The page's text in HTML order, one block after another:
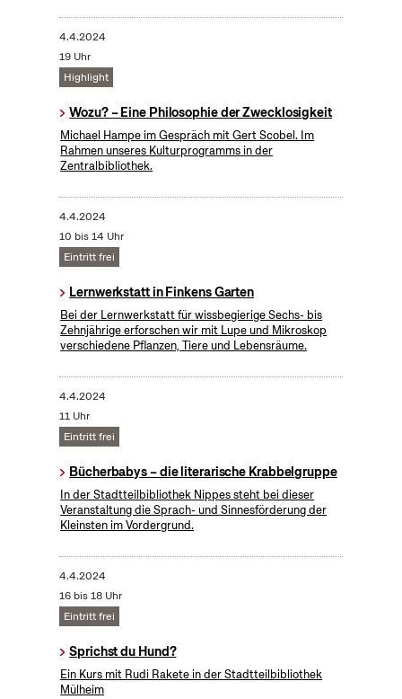
4.4.2024
19 Uhr
Highlight
Wozu? – Eine Philosophie der Zwecklosigkeit
Michael Hampe im Gespräch mit Gert Scobel. Im
Rahmen unseres Kulturprogramms in der
Zentralbibliothek.
4.4.2024
10 bis 14 Uhr
Eintritt frei
Lernwerkstatt in Finkens Garten
Bei der Lernwerkstatt für wissbegierige Sechs- bis
Zehnjährige erforschen wir mit Lupe und Mikroskop
verschiedene Pflanzen, Tiere und Lebensräume.
4.4.2024
11 Uhr
Eintritt frei
Bücherbabys – die literarische Krabbelgruppe
In der Stadtteilbibliothek Nippes steht bei dieser
Veranstaltung die Sprach- und Sinnesförderung der
Kleinsten im Vordergrund.
4.4.2024
16 bis 18 Uhr
Eintritt frei
Sprichst du Hund?
Ein Kurs mit Rudi Rakete in der Stadtteilbibliothek
Mülheim